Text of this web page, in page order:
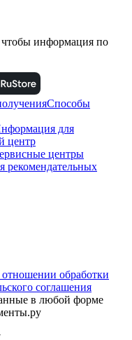
информация по
Способы
для
центр
центры
рекомендательных
обработки
соглашения
в любой форме